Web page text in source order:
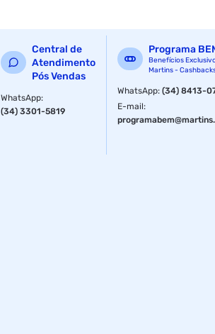
Central de
Atendimento
Pós Vendas
WhatsApp:
(34) 3301-5819
Programa
Benefícios
Martins -
WhatsApp:(34) 8413-
E-mail: